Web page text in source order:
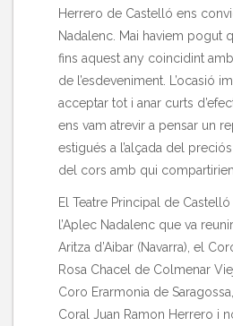
Herrero de Castelló ens
Nadalenc. Mai haviem pogut
fins aquest any coincidint
de l’esdeveniment. L’ocasió
acceptar tot i anar curts
ens vam atrevir a pensar un
estigués a l’alçada del
del cors amb qui
El Teatre Principal de
l’Aplec Nadalenc que va
Aritza d’Aibar (Navarra), el
Rosa Chacel de Colmenar
Coro Erarmonia de
Coral Juan Ramon Herrero i